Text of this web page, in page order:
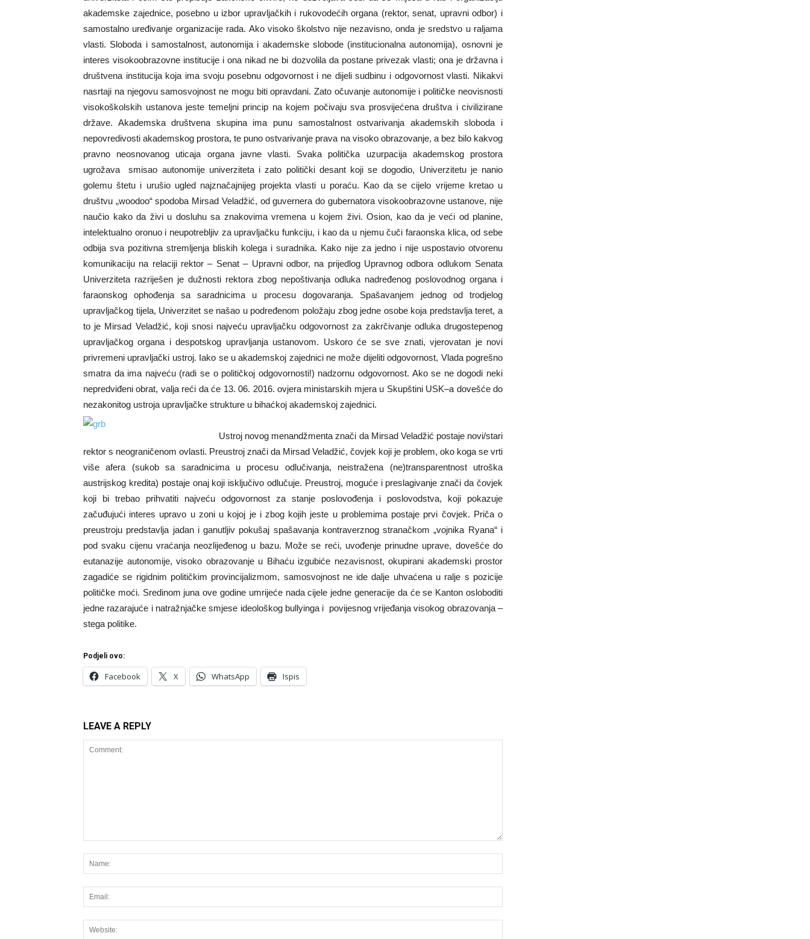
akademske zajednice, posebno u izbor upravljačkih i rukovodećih organa (rektor, senat, upravni odbor) i
samostalno uređivanje organizacije rada. Ako visoko školstvo nije nezavisno, onda je sredstvo u raljama
vlasti. Sloboda i samostalnost, autonomija i akademske slobode (institucionalna autonomija), osnovni je
interes visokoobrazovne institucije i ona nikad ne bi dozvolila da postane privezak vlasti; ona je državna i
društvena institucija koja ima svoju posebnu odgovornost i ne dijeli sudbinu i odgovornost vlasti. Nikakvi
nasrtaji na njegovu samosvojnost ne mogu biti opravdani. Zato očuvanje autonomije i političke neovisnosti
visokoškolskih ustanova jeste temeljni princip na kojem počivaju sva prosvijećena društva i civilizirane
države. Akademska društvena skupina ima punu samostalnost ostvarivanja akademskih sloboda i
nepovredivosti akademskog prostora, te puno ostvarivanje prava na visoko obrazovanje, a bez bilo kakvog
pravno neosnovanog uticaja organa javne vlasti. Svaka politička uzurpacija akademskog prostora
ugrožava smisao autonomije univerziteta i zato politički desant koji se dogodio, Univerzitetu je nanio
golemu štetu i urušio ugled najznačajnijeg projekta vlasti u poraću. Kao da se cijelo vrijeme kretao u
društvu „woodoo“ spodoba Mirsad Veladžić, od guvernera do gubernatora visokoobrazovne ustanove, nije
naučio kako da živi u dosluhu sa znakovima vremena u kojem živi. Osion, kao da je veći od planine,
intelektualno oronuo i neupotrebljiv za upravljačku funkciju, i kao da u njemu čuči faraonska klica, od sebe
odbija sva pozitivna stremljenja bliskih kolega i suradnika. Kako nije za jedno i nije uspostavio otvorenu
komunikaciju na relaciji rektor – Senat – Upravni odbor, na prijedlog Upravnog odbora odlukom Senata
Univerziteta razriješen je dužnosti rektora zbog nepoštivanja odluka nadređenog poslovodnog organa i
faraonskog ophođenja sa saradnicima u procesu dogovaranja. Spašavanjem jednog od trodjelog
upravljačkog tijela, Univerzitet se našao u podređenom položaju zbog jedne osobe koja predstavlja teret, a
to je Mirsad Veladžić, koji snosi najveću upravljačku odgovornost za zakrčivanje odluka drugostepenog
upravljačkog organa i despotskog upravljanja ustanovom. Uskoro će se sve znati, vjerovatan je novi
privremeni upravljački ustroj. Iako se u akademskoj zajednici ne može dijeliti odgovornost, Vlada pogrešno
smatra da ima najveću (radi se o političkoj odgovornosti!) nadzornu odgovornost. Ako se ne dogodi neki
nepredviđeni obrat, valja reći da će 13. 06. 2016. ovjera ministarskih mjera u Skupštini USK–a dovešće do
nezakonitog ustroja upravljačke strukture u bihaćkoj akademskoj zajednici.
Ustroj novog menandžmenta znači da Mirsad Veladžić postaje novi/stari
rektor s neograničenom ovlasti. Preustroj znači da Mirsad Veladžić, čovjek koji je problem, oko koga se vrti
više afera (sukob sa saradnicima u procesu odlučivanja, neistražena (ne)transparentnost utroška
austrijskog kredita) postaje onaj koji isključivo odlučuje. Preustroj, moguće i preslagivanje znači da čovjek
koji bi trebao prihvatiti najveću odgovornost za stanje poslovođenja i poslovodstva, koji pokazuje
začuđujući interes upravo u zoni u kojoj je i zbog kojih jeste u problemima postaje prvi čovjek. Priča o
preustroju predstavlja jadan i ganutljiv pokušaj spašavanja kontraverznog stranačkom „vojnika Ryana“ i
pod svaku cijenu vraćanja neozlijeđenog u bazu. Može se reći, uvođenje prinudne uprave, dovešće do
eutanazije autonomije, visoko obrazovanje u Bihaću izgubiće nezavisnost, okupirani akademski prostor
zagadiće se rigidnim političkim provincijalizmom, samosvojnost ne ide dalje uhvaćena u ralje s pozicije
političke moći. Sredinom juna ove godine umrijeće nada cijele jedne generacije da će se Kanton osloboditi
jedne razarajuće i natražnjačke smjese ideološkog bullyinga i povijesnog vrijeđanja visokog obrazovanja –
stega politike.
Podjeli ovo:
Facebook X WhatsApp Ispis
LEAVE A REPLY